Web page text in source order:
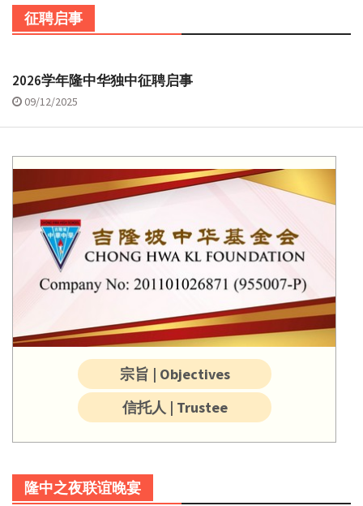
征聘启事
2026学年隆中华独中征聘启事
09/12/2025
宗旨 | Objectives
信托人 | Trustee
隆中之夜联谊晚宴